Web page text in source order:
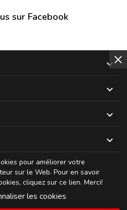
sur Facebook




pour améliorer votre
sur le Web. Pour en savoir
cliquez sur ce lien. Merci!
les cookies